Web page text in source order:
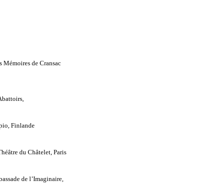
Mémoires de Cransac
Finlande
du Châtelet, Paris
de l’Imaginaire,